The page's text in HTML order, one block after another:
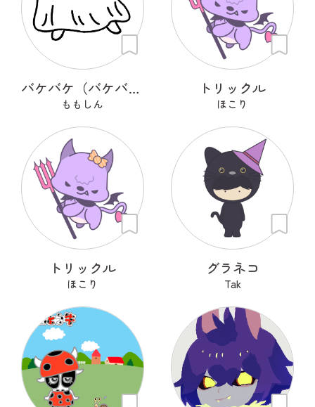
バケバケ（バケバケはネコ）
ももしん
トリックル
ほこり
トリックル
ほこり
グラネコ
Tak